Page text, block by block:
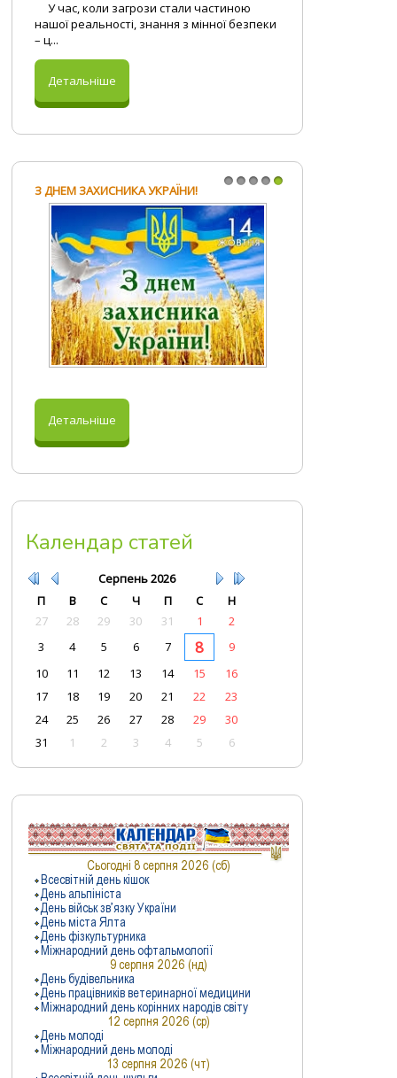
У час, коли загрози стали частиною
нашої реальності, знання з мінної безпеки
– ц...
Детальніше
З ДНЕМ ЗАХИСНИКА УКРАЇНИ!
Детальніше
Календар статей
Серпень2026
П
В С Ч П С
Н
27
28 29 30 31 1
2
3
4 5 6 7 8
9
10
11 12 13 14 15
16
17
18 19 20 21 22
23
24
25 26 27 28 29
30
31
1 2 3 4 5 6